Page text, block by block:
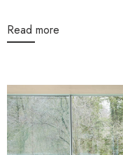
Read more